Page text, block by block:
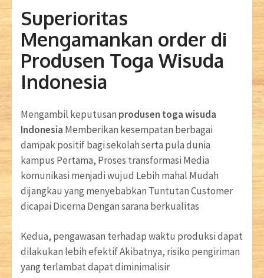
Superioritas
Mengamankan order di
Produsen Toga Wisuda
Indonesia
Mengambil keputusan produsen toga wisuda
Indonesia Memberikan kesempatan berbagai
dampak positif bagi sekolah serta pula dunia
kampus Pertama, Proses transformasi Media
komunikasi menjadi wujud Lebih mahal Mudah
dijangkau yang menyebabkan Tuntutan Customer
dicapai Dicerna Dengan sarana berkualitas
Kedua, pengawasan terhadap waktu produksi dapat
dilakukan lebih efektif Akibatnya, risiko pengiriman
yang terlambat dapat diminimalisir